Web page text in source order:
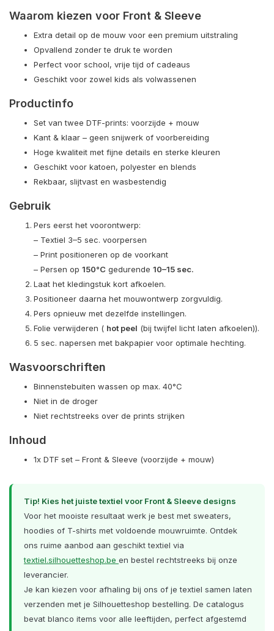
Waarom kiezen voor Front & Sleeve
Extra detail op de mouw voor een premium uitstraling
Opvallend zonder te druk te worden
Perfect voor school, vrije tijd of cadeaus
Geschikt voor zowel kids als volwassenen
Productinfo
Set van twee DTF-prints: voorzijde + mouw
Kant & klaar – geen snijwerk of voorbereiding
Hoge kwaliteit met fijne details en sterke kleuren
Geschikt voor katoen, polyester en blends
Rekbaar, slijtvast en wasbestendig
Gebruik
Pers eerst het voorontwerp:
– Textiel 3–5 sec. voorpersen
– Print positioneren op de voorkant
– Persen op 150°C gedurende 10–15 sec.
Laat het kledingstuk kort afkoelen.
Positioneer daarna het mouwontwerp zorgvuldig.
Pers opnieuw met dezelfde instellingen.
Folie verwijderen ( hot peel (bij twijfel licht laten afkoelen)).
5 sec. napersen met bakpapier voor optimale hechting.
Wasvoorschriften
Binnenstebuiten wassen op max. 40°C
Niet in de droger
Niet rechtstreeks over de prints strijken
Inhoud
1x DTF set – Front & Sleeve (voorzijde + mouw)
Tip! Kies het juiste textiel voor Front & Sleeve designs
Voor het mooiste resultaat werk je best met sweaters,
hoodies of T-shirts met voldoende mouwruimte. Ontdek
ons ruime aanbod aan geschikt textiel via
textiel.silhouetteshop.be en bestel rechtstreeks bij onze
leverancier.
Je kan kiezen voor afhaling bij ons of je textiel samen laten
verzenden met je Silhouetteshop bestelling. De catalogus
bevat blanco items voor alle leeftijden, perfect afgestemd